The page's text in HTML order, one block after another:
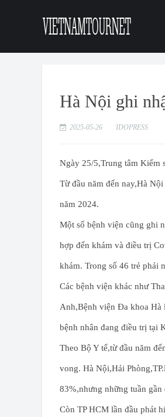
Hà Nội ghi
2025-05-26 IDOPRESS
Ngày 25/5,Trung tâm Kiểm
Từ đầu năm đến nay,Hà
năm 2024.
Một số bệnh viện cũng ghi
hợp đến khám và điều trị
khám. Trong số 46 trẻ phải
Các bệnh viện khác như
Anh,Bệnh viện Đa khoa Hà
bệnh nhân đang điều trị tại
Theo Bộ Y tế,từ đầu năm
vong. Hà Nội,Hải
83%,nhưng những tuần
Còn TP HCM lần đầu phát